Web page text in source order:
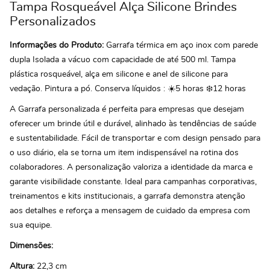
Tampa Rosqueável Alça Silicone Brindes
Personalizados
Informações do Produto: Garrafa térmica em aço inox com parede
dupla Isolada a vácuo com capacidade de até 500 ml. Tampa
plástica rosqueável, alça em silicone e anel de silicone para
vedação. Pintura a pó. Conserva líquidos : ☀️5 horas ❄️12 horas
A Garrafa personalizada é perfeita para empresas que desejam
oferecer um brinde útil e durável, alinhado às tendências de saúde
e sustentabilidade. Fácil de transportar e com design pensado para
o uso diário, ela se torna um item indispensável na rotina dos
colaboradores. A personalização valoriza a identidade da marca e
garante visibilidade constante. Ideal para campanhas corporativas,
treinamentos e kits institucionais, a garrafa demonstra atenção
aos detalhes e reforça a mensagem de cuidado da empresa com
sua equipe.
Dimensões:
Altura: 22,3 cm